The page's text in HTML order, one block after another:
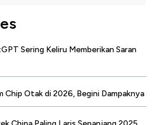
Sering Keliru Memberikan Saran
Chip Otak di 2026, Begini Dampaknya